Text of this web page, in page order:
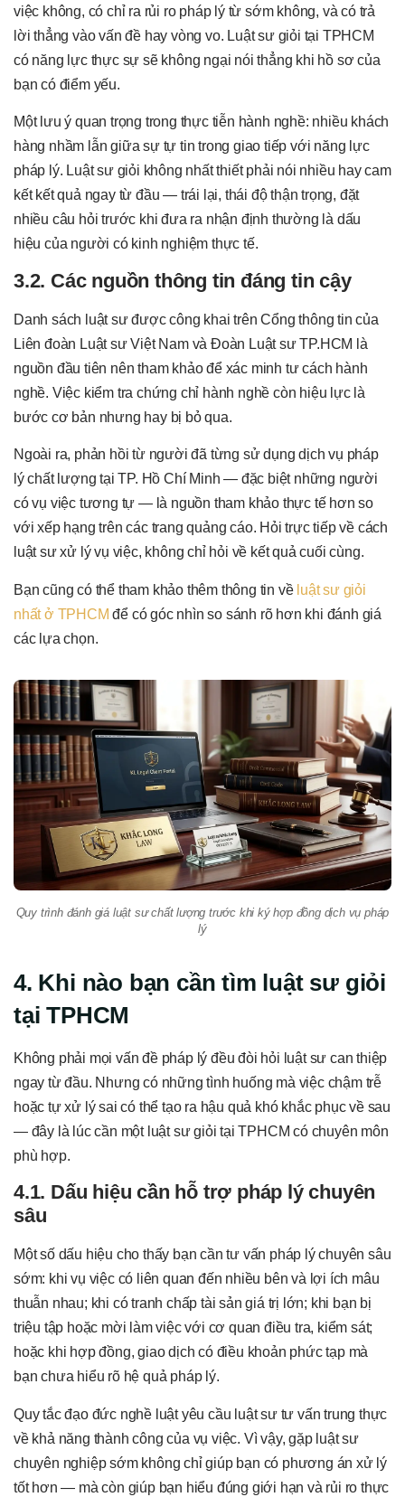
việc không, có chỉ ra rủi ro pháp lý từ sớm không, và có trả
lời thẳng vào vấn đề hay vòng vo. Luật sư giỏi tại TPHCM
có năng lực thực sự sẽ không ngại nói thẳng khi hồ sơ của
bạn có điểm yếu.
Một lưu ý quan trọng trong thực tiễn hành nghề: nhiều khách
hàng nhầm lẫn giữa sự tự tin trong giao tiếp với năng lực
pháp lý. Luật sư giỏi không nhất thiết phải nói nhiều hay cam
kết kết quả ngay từ đầu — trái lại, thái độ thận trọng, đặt
nhiều câu hỏi trước khi đưa ra nhận định thường là dấu
hiệu của người có kinh nghiệm thực tế.
3.2. Các nguồn thông tin đáng tin cậy
Danh sách luật sư được công khai trên Cổng thông tin của
Liên đoàn Luật sư Việt Nam và Đoàn Luật sư TP.HCM là
nguồn đầu tiên nên tham khảo để xác minh tư cách hành
nghề. Việc kiểm tra chứng chỉ hành nghề còn hiệu lực là
bước cơ bản nhưng hay bị bỏ qua.
Ngoài ra, phản hồi từ người đã từng sử dụng dịch vụ pháp
lý chất lượng tại TP. Hồ Chí Minh — đặc biệt những người
có vụ việc tương tự — là nguồn tham khảo thực tế hơn so
với xếp hạng trên các trang quảng cáo. Hỏi trực tiếp về cách
luật sư xử lý vụ việc, không chỉ hỏi về kết quả cuối cùng.
Bạn cũng có thể tham khảo thêm thông tin về luật sư giỏi
nhất ở TPHCM để có góc nhìn so sánh rõ hơn khi đánh giá
các lựa chọn.
Quy trình đánh giá luật sư chất lượng trước khi ký hợp đồng dịch vụ pháp
lý
4. Khi nào bạn cần tìm luật sư giỏi
tại TPHCM
Không phải mọi vấn đề pháp lý đều đòi hỏi luật sư can thiệp
ngay từ đầu. Nhưng có những tình huống mà việc chậm trễ
hoặc tự xử lý sai có thể tạo ra hậu quả khó khắc phục về sau
— đây là lúc cần một luật sư giỏi tại TPHCM có chuyên môn
phù hợp.
4.1. Dấu hiệu cần hỗ trợ pháp lý chuyên
sâu
Một số dấu hiệu cho thấy bạn cần tư vấn pháp lý chuyên sâu
sớm: khi vụ việc có liên quan đến nhiều bên và lợi ích mâu
thuẫn nhau; khi có tranh chấp tài sản giá trị lớn; khi bạn bị
triệu tập hoặc mời làm việc với cơ quan điều tra, kiểm sát;
hoặc khi hợp đồng, giao dịch có điều khoản phức tạp mà
bạn chưa hiểu rõ hệ quả pháp lý.
Quy tắc đạo đức nghề luật yêu cầu luật sư tư vấn trung thực
về khả năng thành công của vụ việc. Vì vậy, gặp luật sư
chuyên nghiệp sớm không chỉ giúp bạn có phương án xử lý
tốt hơn — mà còn giúp bạn hiểu đúng giới hạn và rủi ro thực